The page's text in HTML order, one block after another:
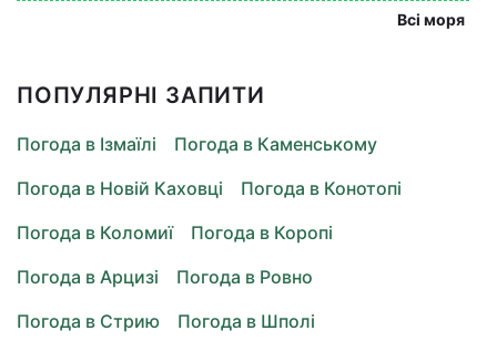
Всі моря
ПОПУЛЯРНІ ЗАПИТИ
Погода в Ізмаїлі
Погода в Каменському
Погода в Новій Каховці
Погода в Конотопі
Погода в Коломиї
Погода в Коропі
Погода в Арцизі
Погода в Ровно
Погода в Стрию
Погода в Шполі